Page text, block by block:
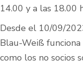
14.00 y a las 18.00
Desde el 10/09/
Blau-Weiß
como los no socios